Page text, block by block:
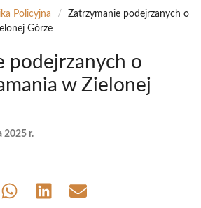
Policyjna /
Zatrzymanie podejrzanych o
Górze
podejrzanych o
w Zielonej
2025 r.
Share Share Share